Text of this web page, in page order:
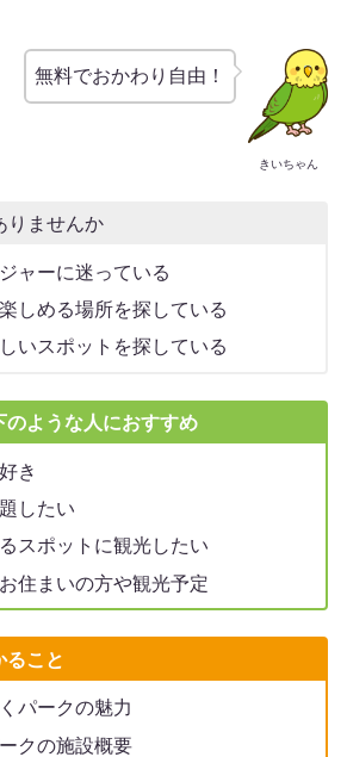
きいちゃん
無料でおかわり自由！
りませんか
ャーに迷っている
しめる場所を探している
いスポットを探している
のような人におすすめ
き
したい
スポットに観光したい
住まいの方や観光予定
ること
パークの魅力
クの施設概要